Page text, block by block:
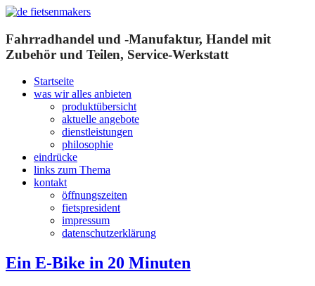
Fahrradhandel und -Manufaktur, Handel mit
Zubehör und Teilen, Service-Werkstatt
Startseite
was wir alles anbieten
produktübersicht
aktuelle angebote
dienstleistungen
philosophie
eindrücke
links zum Thema
kontakt
öffnungszeiten
fietspresident
impressum
datenschutzerklärung
Ein E-Bike in 20 Minuten